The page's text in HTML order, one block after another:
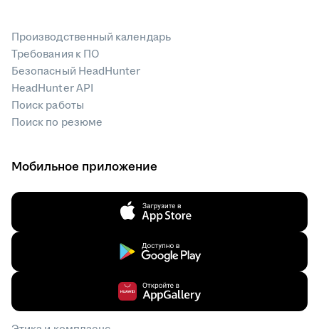
Производственный календарь
Требования к ПО
Безопасный HeadHunter
HeadHunter API
Поиск работы
Поиск по резюме
Мобильное приложение